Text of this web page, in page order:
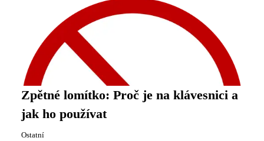
Zpětné lomítko: Proč je na klávesnici a
jak ho používat
Ostatní